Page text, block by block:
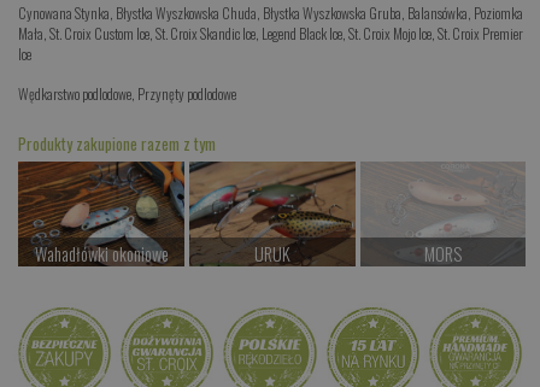
Cynowana Stynka Błystka Wyszkowska Chuda Błystka Wyszkowska Gruba Balansówka Poziomka
Mała ,St. Croix Custom Ice ,St. Croix Skandic Ice Legend Black Ice ,St. Croix Mojo Ice ,St. Croix Premier
Ice
Wędkarstwo podlodowe Przynęty podlodowe
Produkty zakupione razem z tym
Wahadłówki okoniowe
Kup teraz >
URUK
Kup teraz >
MORS
Kup teraz >
KALEWA CF